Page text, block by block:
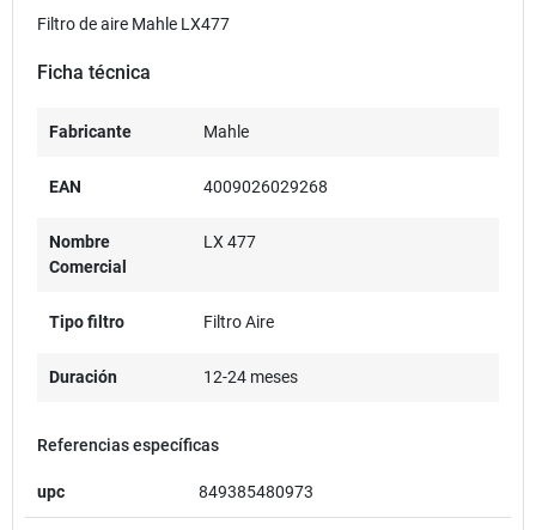
Filtro de aire Mahle LX477
Ficha técnica
Fabricante Mahle
EAN 4009026029268
Nombre
Comercial
LX 477
Tipo filtro Filtro Aire
Duración 12-24 meses
Referencias específicas
upc 849385480973